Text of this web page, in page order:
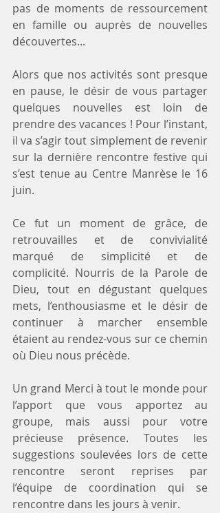
pas de moments de ressourcement
en famille ou auprès de nouvelles
découvertes...
Alors que nos activités sont presque
en pause, le désir de vous partager
quelques nouvelles est loin de
prendre des vacances ! Pour l’instant,
il va s’agir tout simplement de revenir
sur la dernière rencontre festive qui
s’est tenue au Centre Manrèse le 16
juin.
Ce fut un moment de grâce, de
retrouvailles et de convivialité
marqué de simplicité et de
complicité. Nourris de la Parole de
Dieu, tout en dégustant quelques
mets, l’enthousiasme et le désir de
continuer à marcher ensemble
étaient au rendez-vous sur ce chemin
où Dieu nous précède.
Un grand Merci à tout le monde pour
l’apport que vous apportez au
groupe, mais aussi pour votre
précieuse présence. Toutes les
suggestions soulevées lors de cette
rencontre seront reprises par
l’équipe de coordination qui se
rencontre dans les jours à venir.